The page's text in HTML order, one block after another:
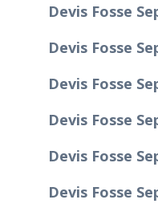
Devis Fosse
Devis Fosse
Devis Fosse
Devis Fosse
Devis Fosse
Devis Fosse